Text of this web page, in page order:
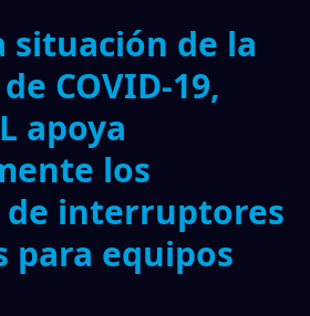
situación de la
COVID-19,
apoya
los
de interruptores
para equipos